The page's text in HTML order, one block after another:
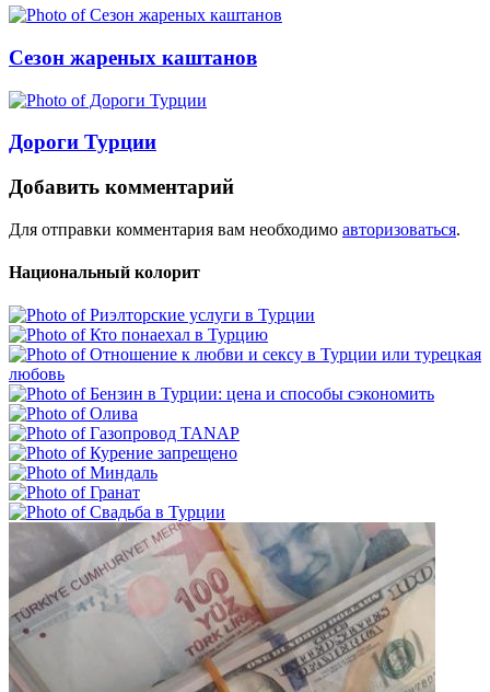
Сезон жареных каштанов
Дороги Турции
Добавить комментарий
Для отправки комментария вам необходимо авторизоваться.
Национальный колорит